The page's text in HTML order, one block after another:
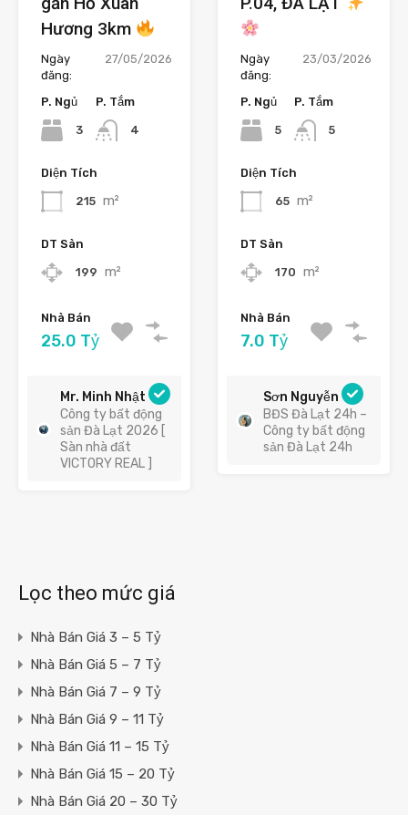
Hương 3km
Ngày
đăng:
27/05/2026
P. Ngủ
3
P. Tắm
4
Diện Tích
215 m²
DT Sàn
199 m²
Nhà Bán
25.0 Tỷ
Mr. Minh Nhật
Công ty bất động
sản Đà Lạt 2026 [
Sàn nhà đất
VICTORY REAL ]
Ngày
đăng:
23/03/2026
P. Ngủ
5
P. Tắm
5
Diện Tích
65 m²
DT Sàn
170 m²
Nhà Bán
7.0 Tỷ
Sơn Nguyễn
BĐS Đà Lạt 24h –
Công ty bất động
sản Đà Lạt 24h
Lọc theo mức giá
Nhà Bán Giá 3 – 5 Tỷ
Nhà Bán Giá 5 – 7 Tỷ
Nhà Bán Giá 7 – 9 Tỷ
Nhà Bán Giá 9 – 11 Tỷ
Nhà Bán Giá 11 – 15 Tỷ
Nhà Bán Giá 15 – 20 Tỷ
Nhà Bán Giá 20 – 30 Tỷ